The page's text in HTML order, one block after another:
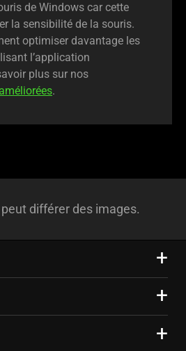
de Windows car cette
la sensibilité de la souris.
optimiser davantage les
l’application
plus sur nos
.
différer des images.